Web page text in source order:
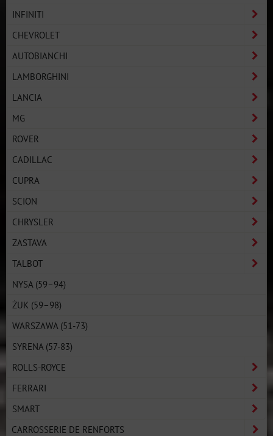
INFINITI
CHEVROLET
AUTOBIANCHI
LAMBORGHINI
LANCIA
MG
ROVER
CADILLAC
CUPRA
SCION
CHRYSLER
ZASTAVA
TALBOT
NYSA (59–94)
ŻUK (59–98)
WARSZAWA (51-73)
SYRENA (57-83)
ROLLS-ROYCE
FERRARI
SMART
CARROSSERIE DE RENFORTS